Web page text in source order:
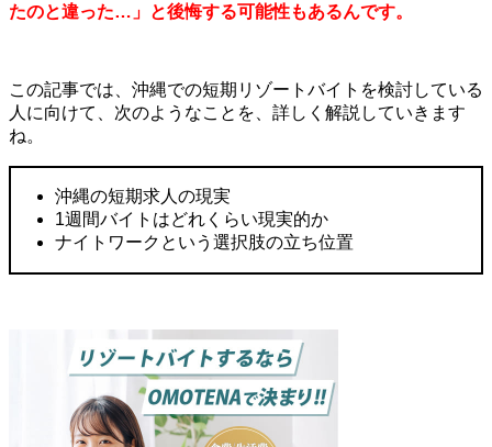
たのと違った…」と後悔する可能性もあるんです。
この記事では、沖縄での短期リゾートバイトを検討している
人に向けて、次のようなことを、詳しく解説していきます
ね。
沖縄の短期求人の現実
1週間バイトはどれくらい現実的か
ナイトワークという選択肢の立ち位置